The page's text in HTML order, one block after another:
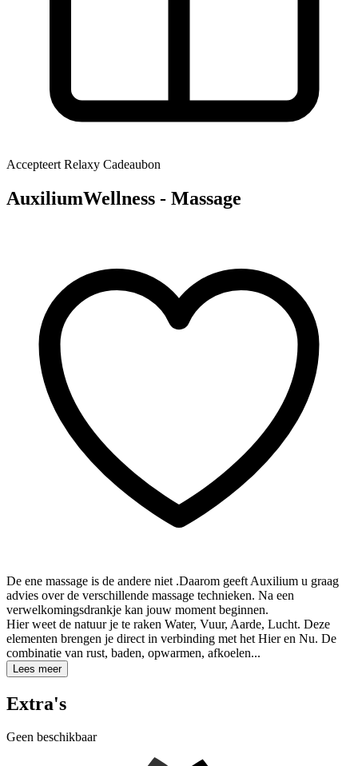
Accepteert Relaxy Cadeaubon
AuxiliumWellness - Massage
De ene massage is de andere niet .Daarom geeft Auxilium u graag
advies over de verschillende massage technieken. Na een
verwelkomingsdrankje kan jouw moment beginnen.
Hier weet de natuur je te raken Water, Vuur, Aarde, Lucht. Deze
elementen brengen je direct in verbinding met het Hier en Nu. De
combinatie van rust, baden, opwarmen, afkoelen...
Lees meer
Extra's
Geen beschikbaar